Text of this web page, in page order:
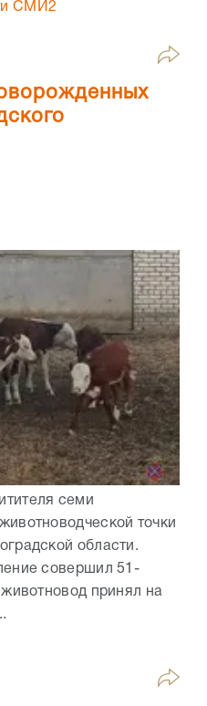
СМИ2
семи
точки
области.
совершил 51-
животновод принял на